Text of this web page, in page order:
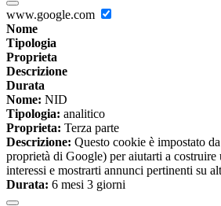
www.google.com
Nome
Tipologia
Proprieta
Descrizione
Durata
Nome: NID
Tipologia: analitico
Proprieta: Terza parte
Descrizione: Questo cookie è impostato
proprietà di Google) per aiutarti a
interessi e mostrarti annunci pertinenti su
Durata: 6 mesi 3 giorni